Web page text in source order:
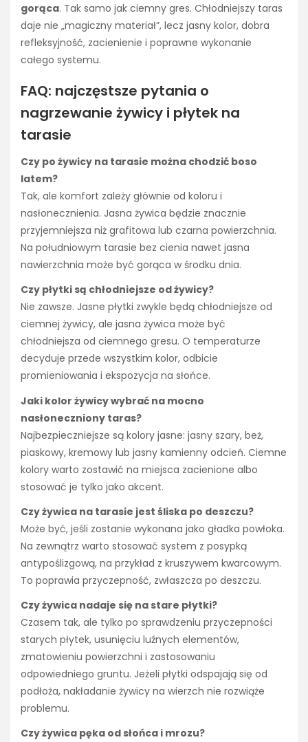
gorąca. Tak samo jak ciemny gres. Chłodniejszy taras
daje nie „magiczny materiał”, lecz jasny kolor, dobra
refleksyjność, zacienienie i poprawne wykonanie
całego systemu.
FAQ: najczęstsze pytania o
nagrzewanie żywicy i płytek na
tarasie
Czy po żywicy na tarasie można chodzić boso
latem?
Tak, ale komfort zależy głównie od koloru i
nasłonecznienia. Jasna żywica będzie znacznie
przyjemniejsza niż grafitowa lub czarna powierzchnia.
Na południowym tarasie bez cienia nawet jasna
nawierzchnia może być gorąca w środku dnia.
Czy płytki są chłodniejsze od żywicy?
Nie zawsze. Jasne płytki zwykle będą chłodniejsze od
ciemnej żywicy, ale jasna żywica może być
chłodniejsza od ciemnego gresu. O temperaturze
decyduje przede wszystkim kolor, odbicie
promieniowania i ekspozycja na słońce.
Jaki kolor żywicy wybrać na mocno
nasłoneczniony taras?
Najbezpieczniejsze są kolory jasne: jasny szary, beż,
piaskowy, kremowy lub jasny kamienny odcień. Ciemne
kolory warto zostawić na miejsca zacienione albo
stosować je tylko jako akcent.
Czy żywica na tarasie jest śliska po deszczu?
Może być, jeśli zostanie wykonana jako gładka powłoka.
Na zewnątrz warto stosować system z posypką
antypoślizgową, na przykład z kruszywem kwarcowym.
To poprawia przyczepność, zwłaszcza po deszczu.
Czy żywica nadaje się na stare płytki?
Czasem tak, ale tylko po sprawdzeniu przyczepności
starych płytek, usunięciu luźnych elementów,
zmatowieniu powierzchni i zastosowaniu
odpowiedniego gruntu. Jeżeli płytki odspajają się od
podłoża, nakładanie żywicy na wierzch nie rozwiąże
problemu.
Czy żywica pęka od słońca i mrozu?